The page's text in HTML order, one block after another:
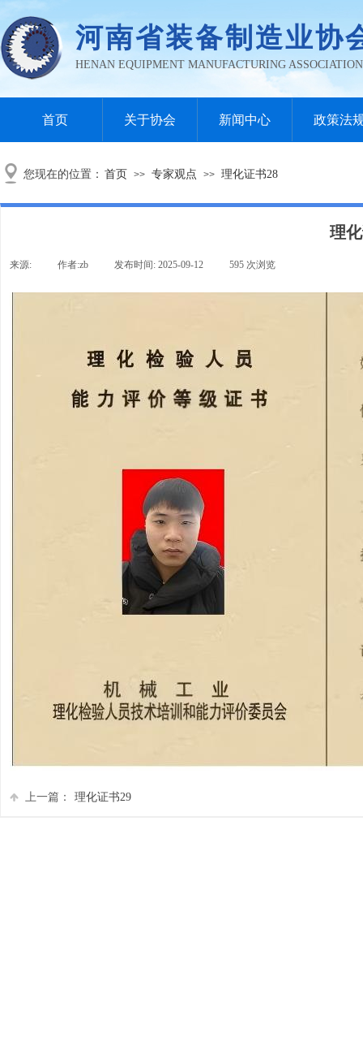
河南省装备制造业协
HENAN EQUIPMENT MANUFACTURING ASSOCIATION
首页 关于协会 新闻中心 政策法
您现在的位置： 首页 >> 专家观点 >> 理化证书28
理
来源: 作者:zb 发布时间: 2025-09-12 595 次浏览
上一篇： 理化证书29